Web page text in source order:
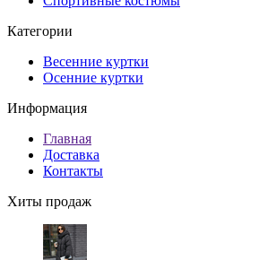
Категории
Весенние куртки
Осенние куртки
Информация
Главная
Доставка
Контакты
Хиты продаж